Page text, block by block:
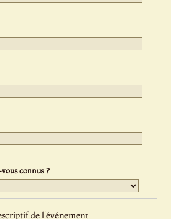
connus ?
de l'événement